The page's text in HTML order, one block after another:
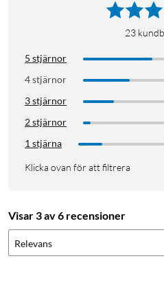
23
5 stjärnor
4 stjärnor
3 stjärnor
2 stjärnor
1 stjärna
Klicka ovan för att filtrera
Visar 3 av 6 recensioner
Relevans